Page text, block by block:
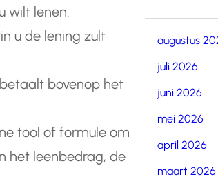
wilt lenen.
u de lening zult
bovenop het
tool of formule om
het leenbedrag, de
augustus
juli 2026
juni 2026
mei 2026
april 2026
maart 2026